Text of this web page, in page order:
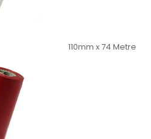
110mm x 74 Metre